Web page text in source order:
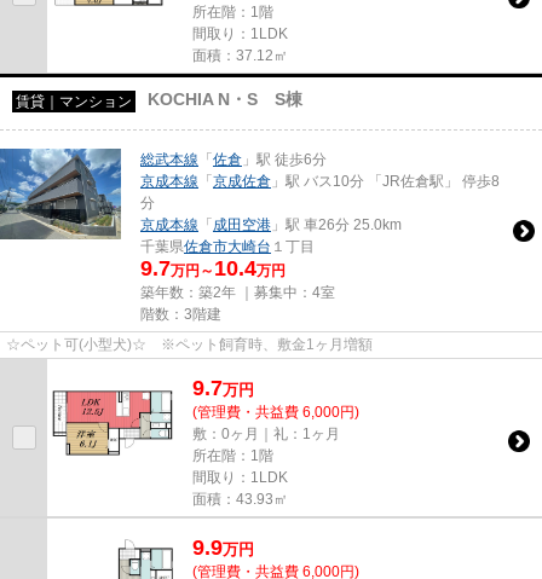
所在階：1階
間取り：1LDK
面積：37.12㎡
賃貸｜マンション KOCHIA N・S S棟
総武本線 「佐倉 」駅 徒歩6分
京成本線 「京成佐倉 」駅 バス10分 「JR佐倉駅」 停歩8
分
京成本線 「成田空港 」駅 車26分 25.0km
千葉県佐倉市大崎台 １丁目
9.7万円～ 10.4万円
築年数：築2年 ｜募集中： 4室
階数：3階建
☆ペット可(小型犬)☆ ※ペット飼育時、敷金1ヶ月増額
9.7万円
(管理費・共益費 6,000円)
敷：0ヶ月｜礼：1ヶ月
所在階：1階
間取り：1LDK
面積：43.93㎡
9.9万円
(管理費・共益費 6,000円)